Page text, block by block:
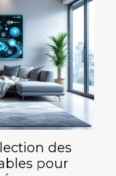
des
pour